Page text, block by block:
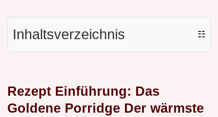
Inhaltsverzeichnis ☷
Rezept Einführung: Das
Goldene Porridge Der wärmste